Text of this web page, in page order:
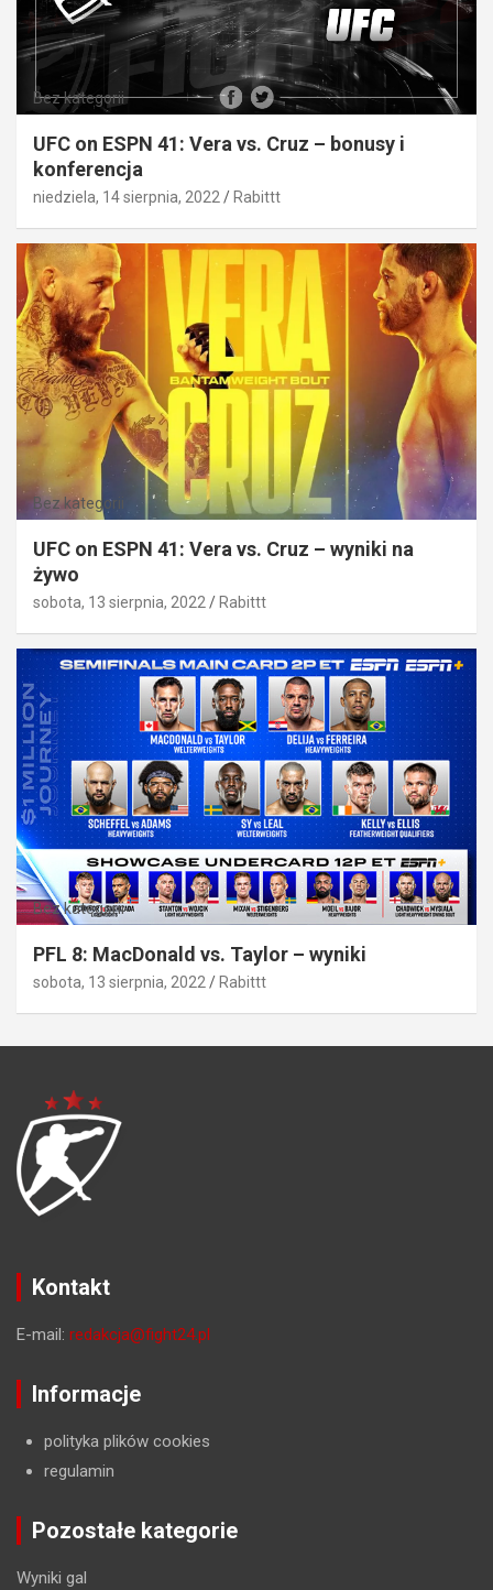
Bez kategorii
UFC on ESPN 41: Vera vs. Cruz – bonusy i
konferencja
niedziela, 14 sierpnia, 2022 Rabittt
Bez kategorii
UFC on ESPN 41: Vera vs. Cruz – wyniki na
żywo
sobota, 13 sierpnia, 2022 Rabittt
Bez kategorii
PFL 8: MacDonald vs. Taylor – wyniki
sobota, 13 sierpnia, 2022 Rabittt
Kontakt
E-mail: redakcja@fight24.pl
Informacje
polityka plików cookies
regulamin
Pozostałe kategorie
Wyniki gal